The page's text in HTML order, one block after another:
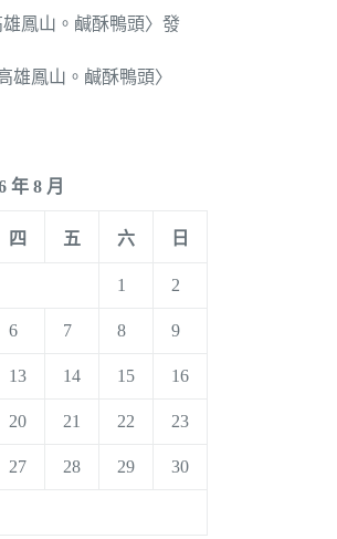
雄鳳山。鹹酥鴨頭〉發
雄鳳山。鹹酥鴨頭〉
年 8 月
四 五 六 日
1 2
6 7 8 9
13 14 15 16
20 21 22 23
27 28 29 30